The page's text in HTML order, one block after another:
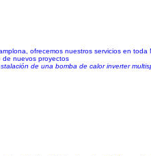
ofrecemos nuestros servicios en
de nuevos proyectos
de una bomba de calor inverter